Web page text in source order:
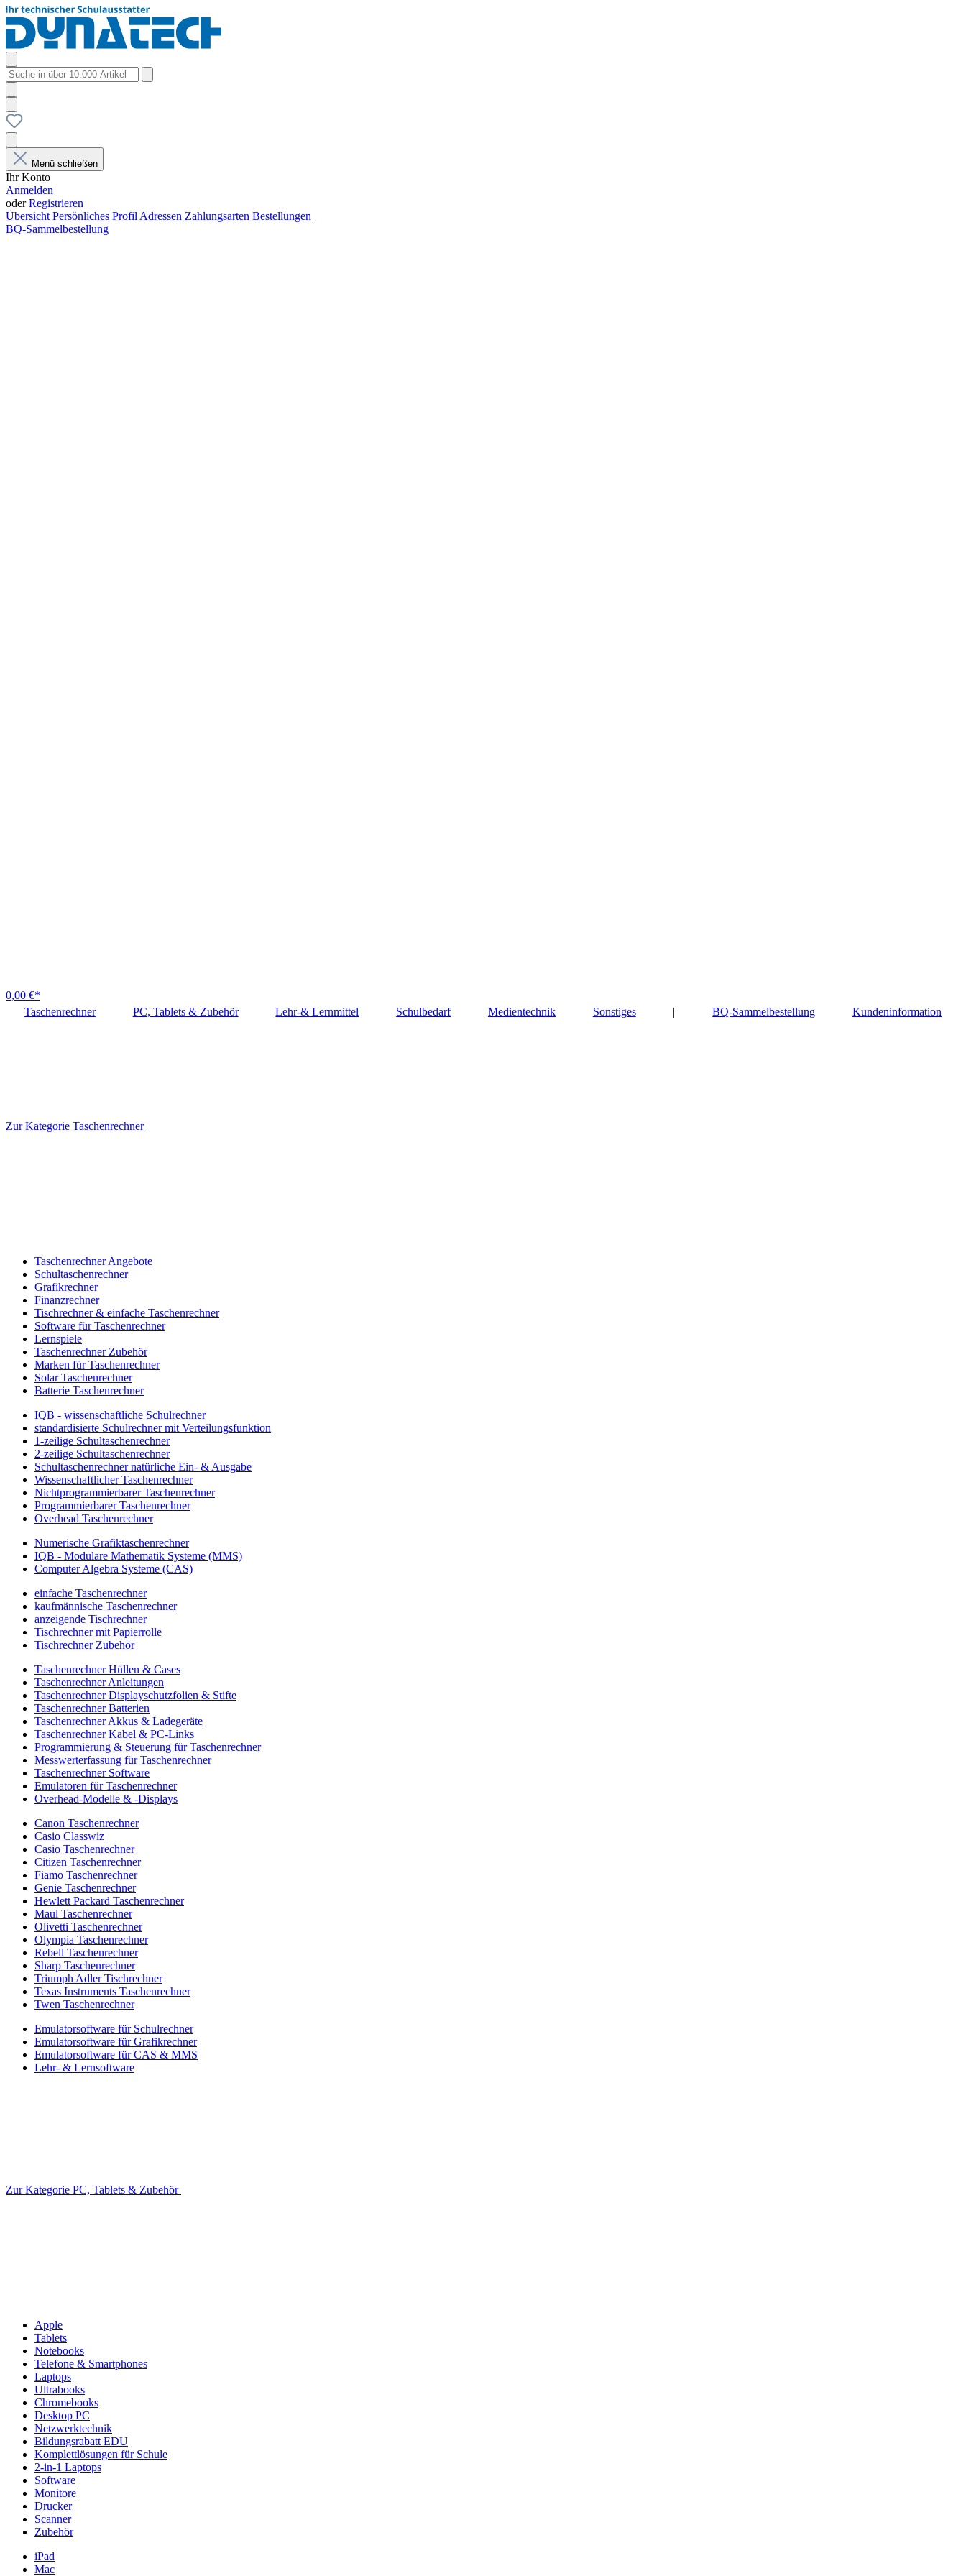
Menü schließen
Ihr Konto
Anmelden
oderRegistrieren
Übersicht Persönliches Profil Adressen Zahlungsarten Bestellungen
BQ-Sammelbestellung
0,00 €*
Taschenrechner
PC, Tablets & Zubehör Lehr-& Lernmittel Schulbedarf Medientechnik Sonstiges | BQ-Sammelbestellung Kundeninformation
Zur Kategorie Taschenrechner
Taschenrechner Angebote
Schultaschenrechner
Grafikrechner
Finanzrechner
Tischrechner & einfache Taschenrechner
Software für Taschenrechner
Lernspiele
Taschenrechner Zubehör
Marken für Taschenrechner
Solar Taschenrechner
Batterie Taschenrechner
IQB - wissenschaftliche Schulrechner
standardisierte Schulrechner mit Verteilungsfunktion
1-zeilige Schultaschenrechner
2-zeilige Schultaschenrechner
Schultaschenrechner natürliche Ein- & Ausgabe
Wissenschaftlicher Taschenrechner
Nichtprogrammierbarer Taschenrechner
Programmierbarer Taschenrechner
Overhead Taschenrechner
Numerische Grafiktaschenrechner
IQB - Modulare Mathematik Systeme (MMS)
Computer Algebra Systeme (CAS)
einfache Taschenrechner
kaufmännische Taschenrechner
anzeigende Tischrechner
Tischrechner mit Papierrolle
Tischrechner Zubehör
Taschenrechner Hüllen & Cases
Taschenrechner Anleitungen
Taschenrechner Displayschutzfolien & Stifte
Taschenrechner Batterien
Taschenrechner Akkus & Ladegeräte
Taschenrechner Kabel & PC-Links
Programmierung & Steuerung für Taschenrechner
Messwerterfassung für Taschenrechner
Taschenrechner Software
Emulatoren für Taschenrechner
Overhead-Modelle & -Displays
Canon Taschenrechner
Casio Classwiz
Casio Taschenrechner
Citizen Taschenrechner
Fiamo Taschenrechner
Genie Taschenrechner
Hewlett Packard Taschenrechner
Maul Taschenrechner
Olivetti Taschenrechner
Olympia Taschenrechner
Rebell Taschenrechner
Sharp Taschenrechner
Triumph Adler Tischrechner
Texas Instruments Taschenrechner
Twen Taschenrechner
Emulatorsoftware für Schulrechner
Emulatorsoftware für Grafikrechner
Emulatorsoftware für CAS & MMS
Lehr- & Lernsoftware
Zur Kategorie PC, Tablets & Zubehör
Apple
Tablets
Notebooks
Telefone & Smartphones
Laptops
Ultrabooks
Chromebooks
Desktop PC
Netzwerktechnik
Bildungsrabatt EDU
Komplettlösungen für Schule
2-in-1 Laptops
Software
Monitore
Drucker
Scanner
Zubehör
iPad
Mac